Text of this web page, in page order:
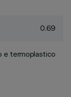
0.69
e termoplastico